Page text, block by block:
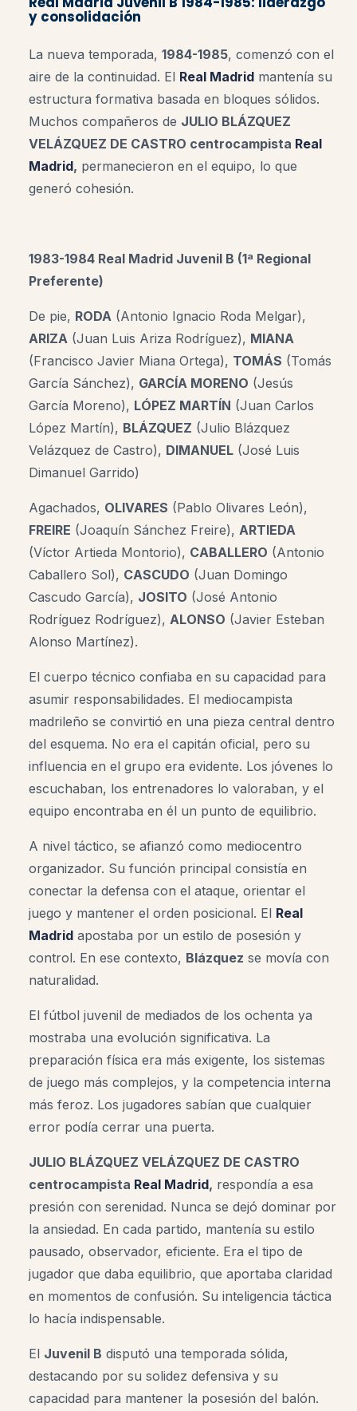
y consolidación
La nueva temporada, 1984-1985, comenzó con el
aire de la continuidad. El Real Madrid mantenía su
estructura formativa basada en bloques sólidos.
Muchos compañeros de JULIO BLÁZQUEZ
VELÁZQUEZ DE CASTRO centrocampista Real
Madrid, permanecieron en el equipo, lo que
generó cohesión.
1983-1984 Real Madrid Juvenil B (1ª Regional
Preferente)
De pie, RODA (Antonio Ignacio Roda Melgar),
ARIZA (Juan Luis Ariza Rodríguez), MIANA
(Francisco Javier Miana Ortega), TOMÁS (Tomás
García Sánchez), GARCÍA MORENO (Jesús
García Moreno), LÓPEZ MARTÍN (Juan Carlos
López Martín), BLÁZQUEZ (Julio Blázquez
Velázquez de Castro), DIMANUEL (José Luis
Dimanuel Garrido)
Agachados, OLIVARES (Pablo Olivares León),
FREIRE (Joaquín Sánchez Freire), ARTIEDA
(Víctor Artieda Montorio), CABALLERO (Antonio
Caballero Sol), CASCUDO (Juan Domingo
Cascudo García), JOSITO (José Antonio
Rodríguez Rodríguez), ALONSO (Javier Esteban
Alonso Martínez).
El cuerpo técnico confiaba en su capacidad para
asumir responsabilidades. El mediocampista
madrileño se convirtió en una pieza central dentro
del esquema. No era el capitán oficial, pero su
influencia en el grupo era evidente. Los jóvenes lo
escuchaban, los entrenadores lo valoraban, y el
equipo encontraba en él un punto de equilibrio.
A nivel táctico, se afianzó como mediocentro
organizador. Su función principal consistía en
conectar la defensa con el ataque, orientar el
juego y mantener el orden posicional. El Real
Madrid apostaba por un estilo de posesión y
control. En ese contexto, Blázquez se movía con
naturalidad.
El fútbol juvenil de mediados de los ochenta ya
mostraba una evolución significativa. La
preparación física era más exigente, los sistemas
de juego más complejos, y la competencia interna
más feroz. Los jugadores sabían que cualquier
error podía cerrar una puerta.
JULIO BLÁZQUEZ VELÁZQUEZ DE CASTRO
centrocampista Real Madrid, respondía a esa
presión con serenidad. Nunca se dejó dominar por
la ansiedad. En cada partido, mantenía su estilo
pausado, observador, eficiente. Era el tipo de
jugador que daba equilibrio, que aportaba claridad
en momentos de confusión. Su inteligencia táctica
lo hacía indispensable.
El Juvenil B disputó una temporada sólida,
destacando por su solidez defensiva y su
capacidad para mantener la posesión del balón.